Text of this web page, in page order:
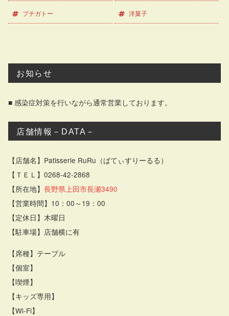
プチガトー 洋菓子
お知らせ
■ 感染症対策を行いながら通常営業しております。
店舗情報－DATA－
【店舗名】Patisserie RuRu（ぱてぃすりーるる）
【ＴＥＬ】0268-42-2868
【所在地】 長野県上田市長瀬3490
【営業時間】10：00～19：00
【定休日】木曜日
【駐車場】店舗横に有
【席種】テーブル
【個室】
【喫煙】
【キッズ専用】
【Wi-Fi】